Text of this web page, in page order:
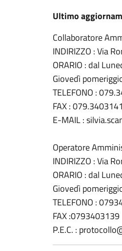
Ultimo
Collaboratore
INDIRIZZO : Via
ORARIO : dal
Giovedì
TELEFONO :
FAX : 079.3403141
E-MAIL :
Operatore
INDIRIZZO : Via
ORARIO : dal
Giovedì
TELEFONO :
FAX :0793403139
P.E.C. :